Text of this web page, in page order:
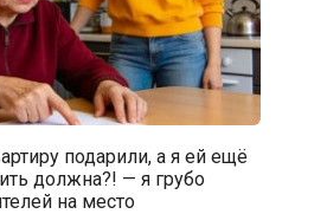
подарили, а я ей ещё
должна?! — я грубо
на место